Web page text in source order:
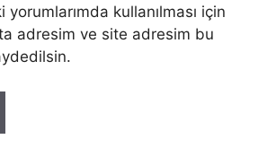
yorumlarımda kullanılması için
adresim ve site adresim bu